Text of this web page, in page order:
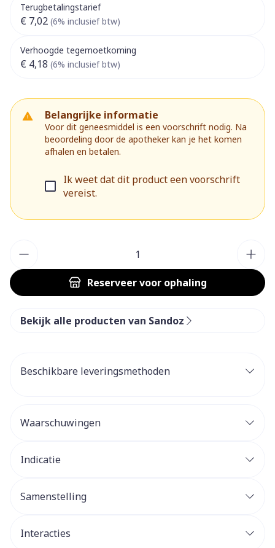
Terugbetalingstarief
€ 7,02 (6% inclusief btw)
Verhoogde tegemoetkoming
€ 4,18 (6% inclusief btw)
Belangrijke informatie
Voor dit geneesmiddel is een voorschrift nodig. Na
beoordeling door de apotheker kan je het komen
afhalen en betalen.
Ik weet dat dit product een voorschrift
vereist.
Reserveervoor ophaling
Bekijk alle producten van Sandoz
Beschikbare leveringsmethoden
Waarschuwingen
Indicatie
Samenstelling
Interacties